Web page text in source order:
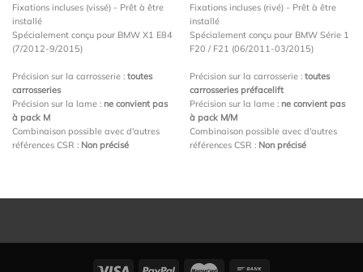
Fixations incluses (vissé) - Prêt à être
installé
Spécialement conçu pour BMW X1 E84
(7/2012-9/2015)
Précision sur la carrosserie : toutes
carrosseries
Précision sur la lame : ne convient pas
à pack M
Combinaison possible avec d'autres
références CSR : Non précisé
Fixations incluses (rivé) - Prêt à être
installé
Spécialement conçu pour BMW Série 1
F20 / F21 (06/2011-03/2015)
Précision sur la carrosserie : toutes
carrosseries préfacelift
Précision sur la lame : ne convient pas
à pack M/M
Combinaison possible avec d'autres
références CSR : Non précisé